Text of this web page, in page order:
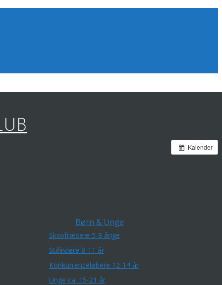
Børn & Unge
Skovfræsere 5-8 årige
Stifindere 9-11 år
Konkurrenceløbere 12-14 år
Unge ca. 15-21 år
Kalender